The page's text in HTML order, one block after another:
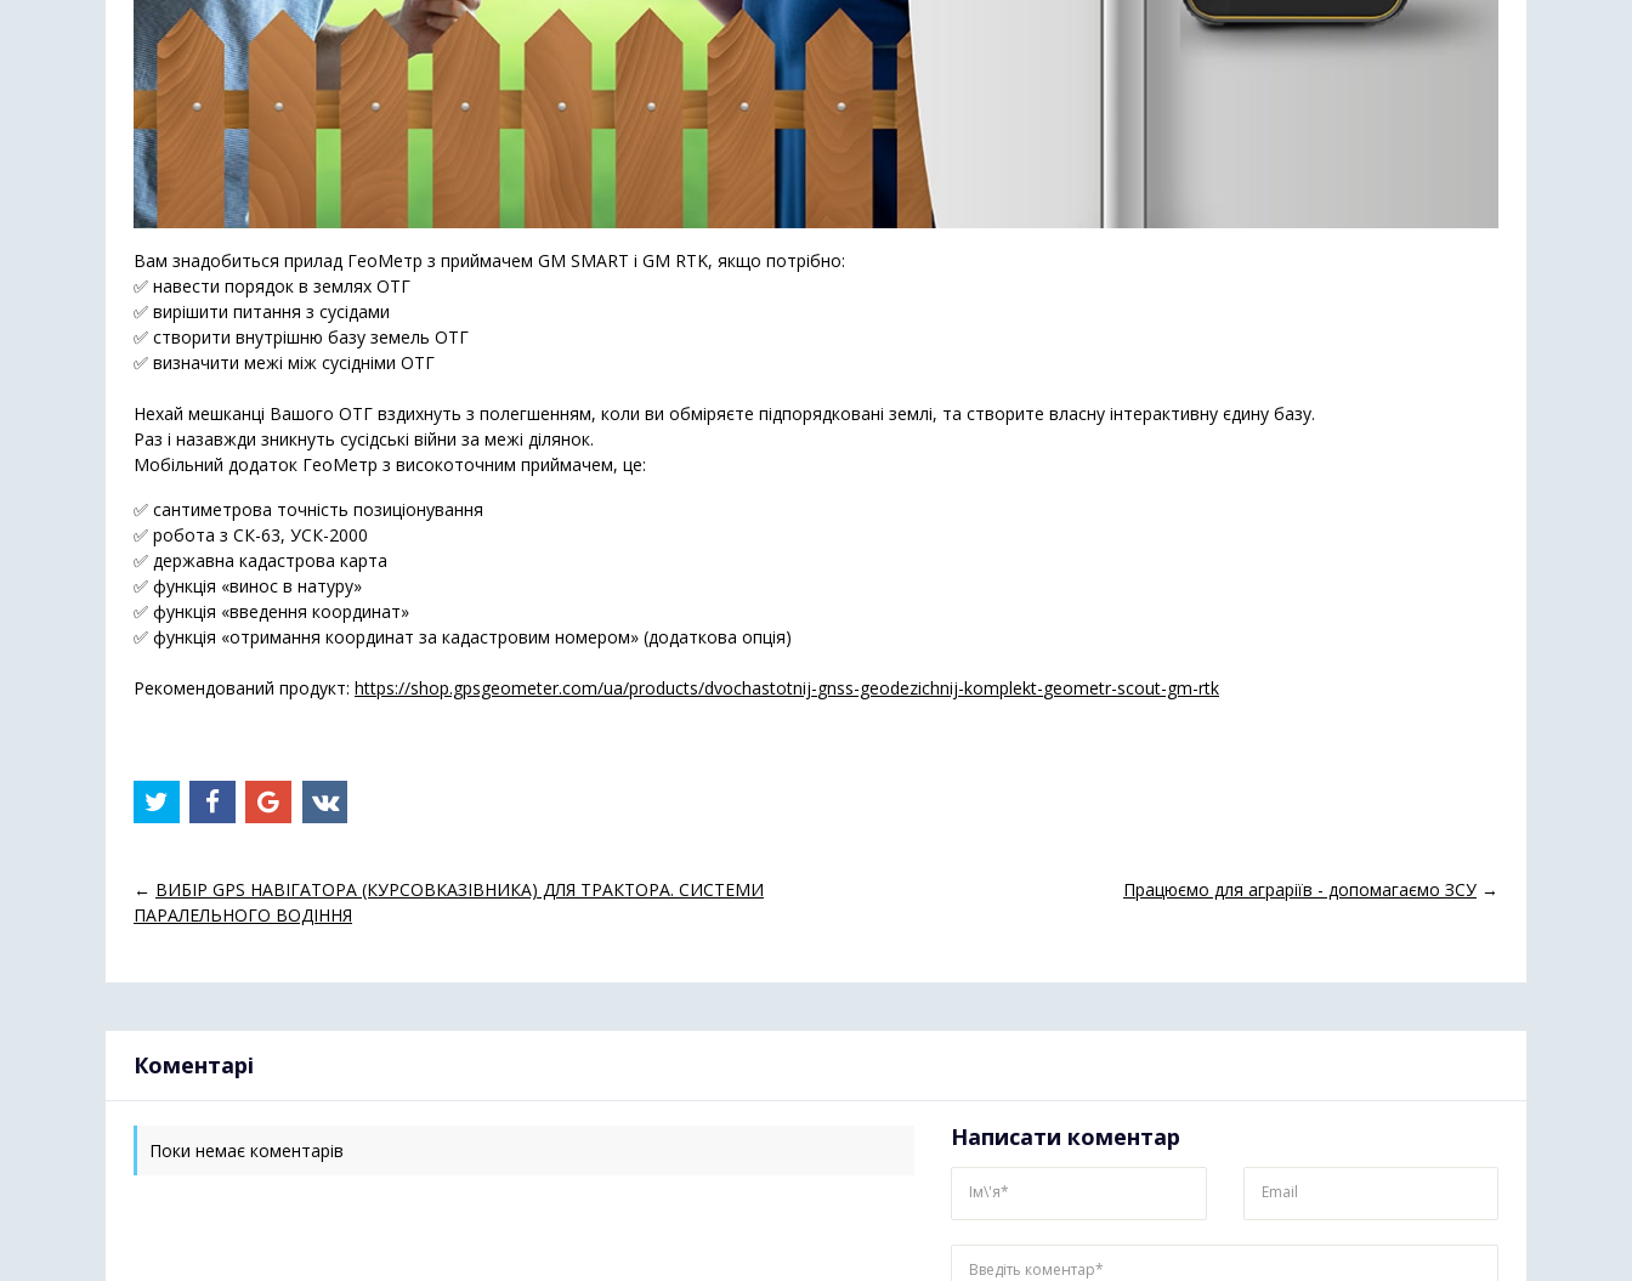
Вам знадобиться прилад ГеоМетр з приймачем GM SMART і GM RTK, якщо потрібно:
✅ навести порядок в землях ОТГ
✅ вирішити питання з сусідами
✅ створити внутрішню базу земель ОТГ
✅ визначити межі між сусідніми ОТГ
Нехай мешканці Вашого ОТГ вздихнуть з полегшенням, коли ви обміряєте підпорядковані землі, та створите власну інтерактивну єдину базу.
Раз і назавжди зникнуть сусідські війни за межі ділянок.
Мобільний додаток ГеоМетр з високоточним приймачем, це:
✅ сантиметрова точність позиціонування
✅ робота з СК-63, УСК-2000
✅ державна кадастрова карта
✅ функція «винос в натуру»
✅ функція «введення координат»
✅ функція «отримання координат за кадастровим номером» (додаткова опція)
Рекомендований продукт: https://shop.gpsgeometer.com/ua/products/dvochastotnij-gnss-geodezichnij-komplekt-geometr-scout-gm-rtk
← ВИБІР GPS НАВІГАТОРА (КУРСОВКАЗIВНИКА) ДЛЯ ТРАКТОРА. СИСТЕМИ
ПАРАЛЕЛЬНОГО ВОДIННЯ
Працюємо для аграріїв - допомагаємо ЗСУ →
Коментарі
Поки немає коментарів Написати коментар
Ім\'я* Email
Введіть коментар*